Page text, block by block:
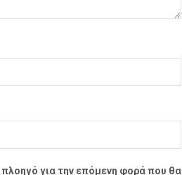
για την επόμενη φορά που θα